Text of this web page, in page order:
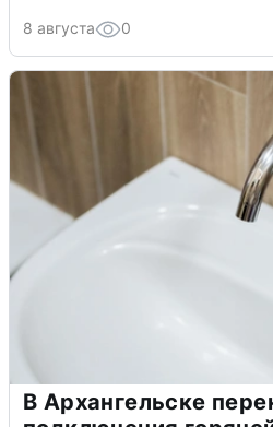
8 августа 0
В Архангельске